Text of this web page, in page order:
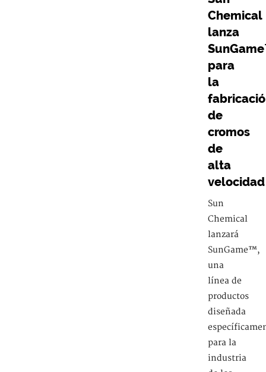
Chemical
lanza
para
la
de
cromos
de
alta
velocidad
Sun
Chemical
lanzará
SunGame™,
una
línea de
productos
diseñada
para la
industria